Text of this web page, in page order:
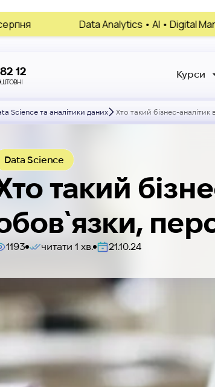
Data Analytics • AI • Digital Marketing • HR
12 Курси
Science та аналітики даних Хто такий бізнес-
Data Science
такий
1193 читати 1 хв. 21.10.24